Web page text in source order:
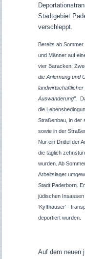
Stadtgebiet
verschleppt.
Bereits ab
und Männer auf
vier Baracken;
die Anlernung und
Auswanderung”.
die
Straßenbau, in der
sowie in der
Nur ein Drittel der
die täglich
wurden. Ab
Arbeitslager
Stadt Paderborn.
jüdischen
‘Kyffhäuser’ -
deportiert wurden.
Auf dem neuen